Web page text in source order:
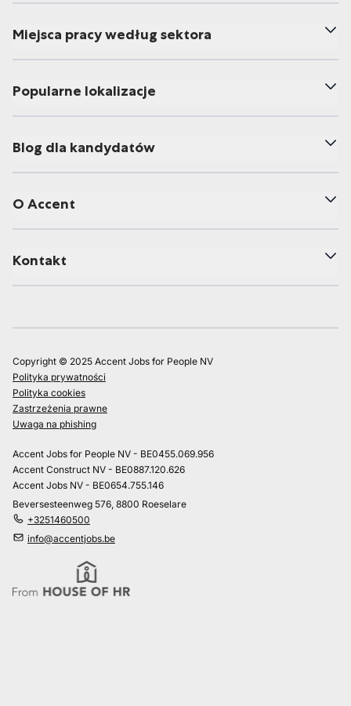
Miejsca pracy według sektora
Popularne lokalizacje
Blog dla kandydatów
O Accent
Kontakt
Copyright © 2025 Accent Jobs for People NV
Polityka prywatności
Polityka cookies
Zastrzeżenia prawne
Uwaga na phishing
Accent Jobs for People NV - BE0455.069.956
Accent Construct NV - BE0887.120.626
Accent Jobs NV - BE0654.755.146
Beversesteenweg 576, 8800 Roeselare
+3251460500
info@accentjobs.be